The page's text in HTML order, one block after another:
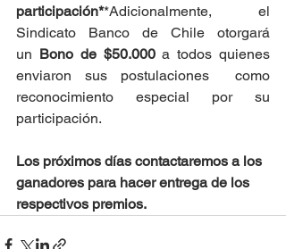
participación**Adicionalmente, el
un Bono de $50.000 a todos quienes
enviaron sus postulaciones  como
reconocimiento especial por su
participación.
Los próximos días contactaremos a los
ganadores para hacer entrega de los
respectivos premios.